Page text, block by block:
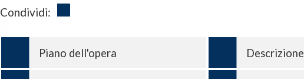
Condividi:
Piano dell'opera Descrizione